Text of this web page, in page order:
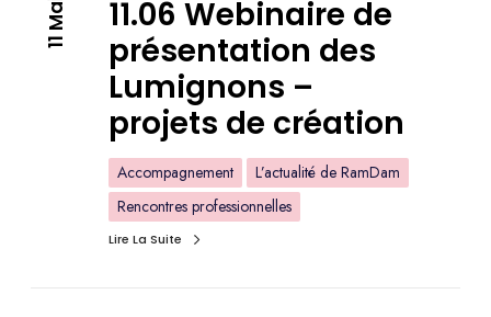
11 Mai
11.06 Webinaire de
présentation des
Lumignons –
projets de création
Accompagnement
L’actualité de RamDam
Rencontres professionnelles
Lire La Suite